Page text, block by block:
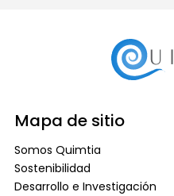
Mapa de sitio
Somos Quimtia
Sostenibilidad
Desarrollo e Investigación